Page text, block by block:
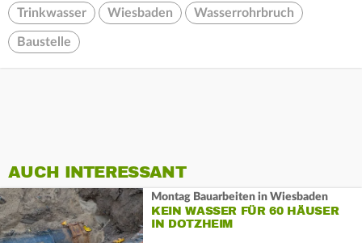
Trinkwasser Wiesbaden Wasserrohrbruch
Baustelle
AUCH INTERESSANT
Montag Bauarbeiten in Wiesbaden
KEIN WASSER FÜR 60 HÄUSER
IN DOTZHEIM